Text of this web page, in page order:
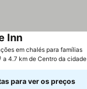
em chalés para famílias
Inn
a 4.7 km de Centro da cidade
para ver os preços